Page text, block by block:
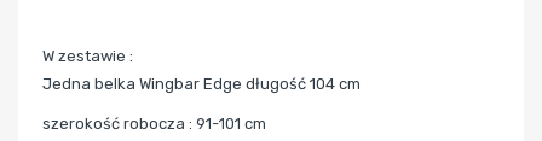
W zestawie :
Jedna belka Wingbar Edge długość 104 cm
szerokość robocza : 91-101 cm